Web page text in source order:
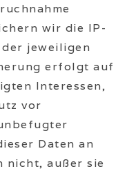
wir die IP-
jeweiligen
erfolgt auf
Interessen,
vor
Daten an
außer sie